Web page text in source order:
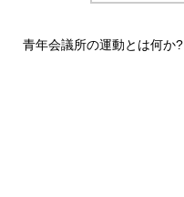
青年会議所の運動とは何か?